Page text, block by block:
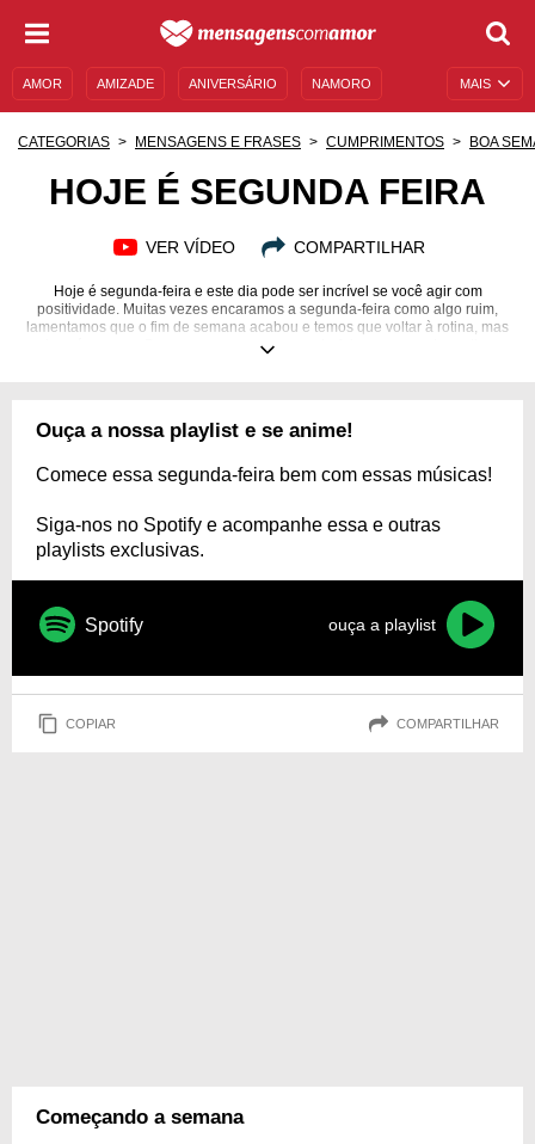
MAIS
AMOR AMIZADE ANIVERSÁRIO NAMORO
CATEGORIAS MENSAGENS E FRASES CUMPRIMENTOS BOA
HOJE É SEGUNDA FEIRA
VER VÍDEO COMPARTILHAR
Hoje é segunda-feira e este dia pode ser incrível se você agir com
positividade. Muitas vezes encaramos a segunda-feira como algo ruim,
lamentamos que o fim de semana acabou e temos que voltar à rotina, mas
isso é um erro. Devemos encarar a segunda-feira como um bom dia,
ser incrível. Venha conferir essas mensagens cheias de positividade e
Ouça a nossa playlist e se anime!
Comece essa segunda-feira bem com essas músicas!
Siga-nos no Spotify e acompanhe essa e outras
playlists exclusivas.
Spotify ouça a playlist
COPIAR COMPARTILHAR
Começando a semana